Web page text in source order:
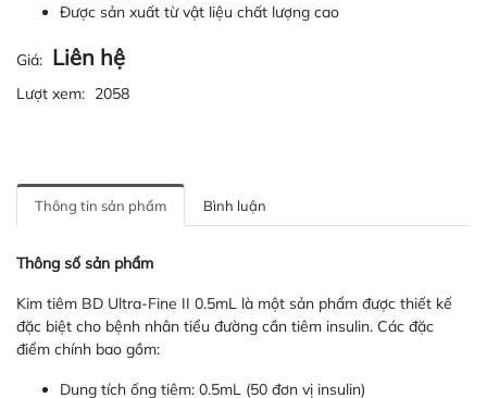
Được sản xuất từ vật liệu chất lượng cao
Giá: Liên hệ
Lượt xem: 2058
Thông tin sản phẩm Bình luận
Thông số sản phẩm
Kim tiêm BD Ultra-Fine II 0.5mL là một sản phẩm được thiết kế
đặc biệt cho bệnh nhân tiểu đường cần tiêm insulin. Các đặc
điểm chính bao gồm:
Dung tích ống tiêm: 0.5mL (50 đơn vị insulin)